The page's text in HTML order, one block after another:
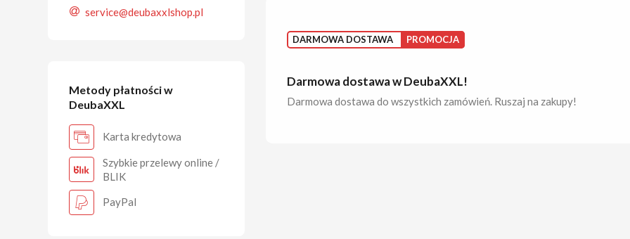
service@deubaxxlshop.pl
Metody płatności w
DeubaXXL
Karta kredytowa
Szybkie przelewy online /
BLIK
PayPal
DARMOWA DOSTAWA PROMOCJA
Darmowa dostawa w DeubaXXL!
Darmowa dostawa do wszystkich zamówień. Ruszaj na zakupy!